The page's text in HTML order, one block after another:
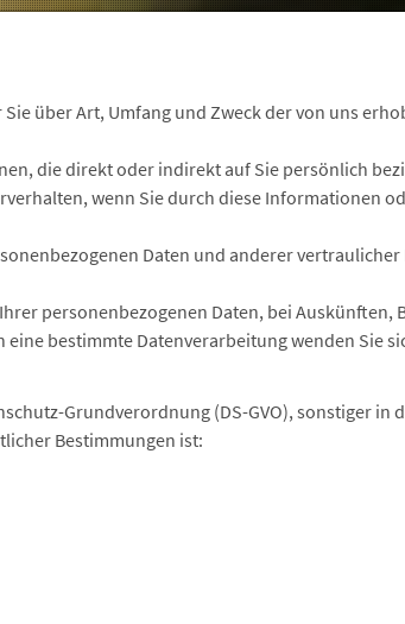
über Art, Umfang und Zweck der von uns
die direkt oder indirekt auf Sie persönlich
wenn Sie durch diese Informationen
Daten und anderer
personenbezogenen Daten, bei
bestimmte Datenverarbeitung wenden Sie
Grundverordnung (DS-GVO), sonstiger
Bestimmungen ist: